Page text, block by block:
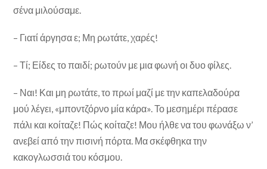
σένα μιλούσαμε.
– Γιατί άργησα ε; Μη ρωτάτε, χαρές!
– Τί; Είδες το παιδί; ρωτούν με μια φωνή οι δυο φίλες.
– Ναι! Και μη ρωτάτε, το πρωί μαζί με την καπελαδούρα
μού λέγει, «μποντζόρνο μία κάρα». Το μεσημέρι πέρασε
πάλι και κοίταζε! Πώς κοίταζε! Μου ήλθε να του φωνάξω ν’
ανεβεί από την πισινή πόρτα. Μα σκέφθηκα την
κακογλωσσιά του κόσμου.